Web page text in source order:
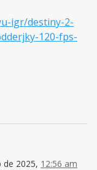
igr/destiny-2-
120-fps-
de 2025, 12:56 am